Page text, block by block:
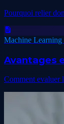
Pourquoi relier
Machine Learning
Avantages
Comment evaluer